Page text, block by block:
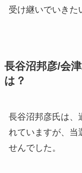
受け継いでいきた
長谷沼邦彦/会
は？
長谷沼邦彦氏は、
れていますが、当
せんでした。